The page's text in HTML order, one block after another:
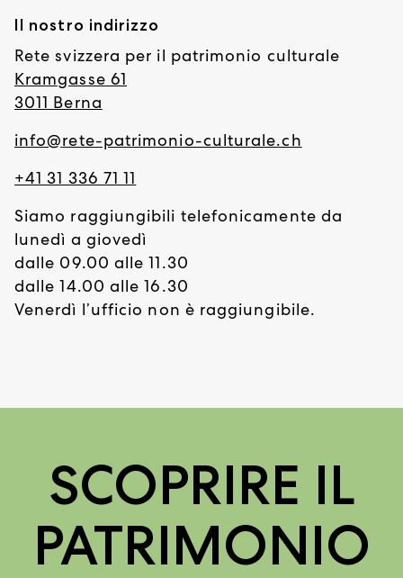
Il nostro indirizzo
Rete svizzera per il patrimonio culturale
Kramgasse 61
3011 Berna
info@rete-patrimonio-culturale.ch
+41 31 336 71 11
Siamo raggiungibili telefonicamente da
lunedì a giovedì
dalle 09.00 alle 11.30
dalle 14.00 alle 16.30
Venerdì l’ufficio non è raggiungibile.
SCOPRIRE IL
PATRIMONIO